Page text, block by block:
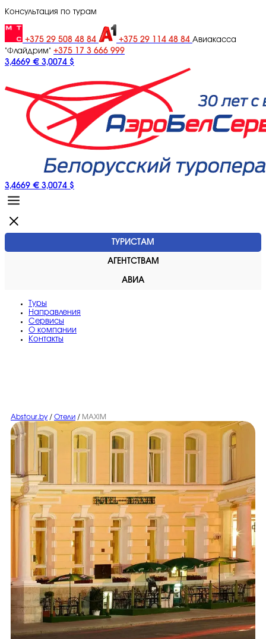
Консультация по турам
+375 29 508 48 84 +375 29 114 48 84 Авиакасса
"Флайдрим" +375 17 3 666 999
3,4669 € 3,0074 $
3,4669 € 3,0074 $
ТУРИСТАМ
АГЕНТСТВАМ
АВИА
Туры
Направления
Сервисы
O компании
Контакты
Abstour.by / Отели / MAXIM